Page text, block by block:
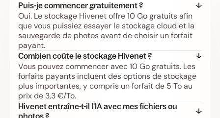
Puis-je commencer gratuitement ?
Oui. Le stockage Hivenet offre 10 Go gratuits afin
que vous puissiez essayer le stockage cloud et la
sauvegarde de photos avant de choisir un forfait
payant.
Combien coûte le stockage Hivenet ?
Vous pouvez commencer avec 10 Go gratuits. Les
forfaits payants incluent des options de stockage
plus importantes, y compris un forfait de 5 To au
prix de 3,3 €/To.
Hivenet entraîne-t-il l'IA avec mes fichiers ou